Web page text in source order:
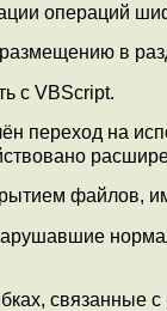
операций
в
с VBScript.
переход на
файлов,
связанные